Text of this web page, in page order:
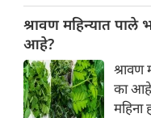
होते,
आणि
श्रावण महिन्यात पाले
आहे?
श्रावण
का
महिना